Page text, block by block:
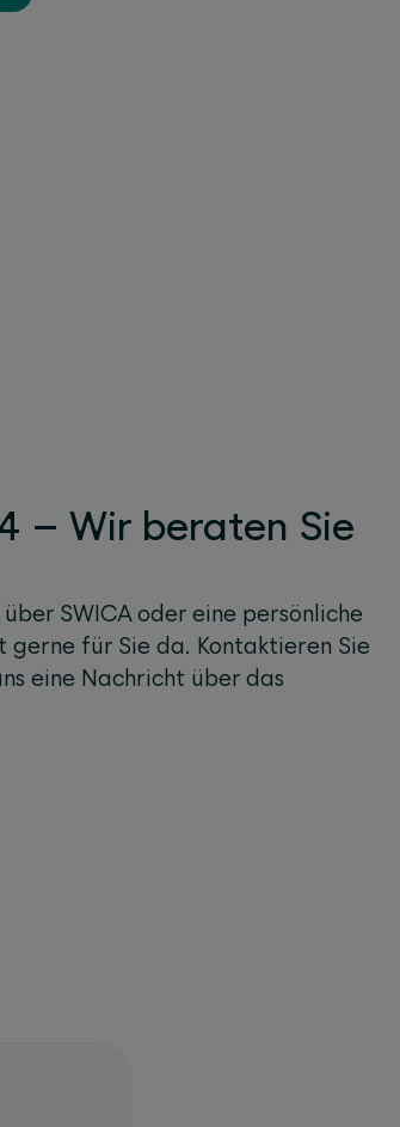
– Wir beraten Sie
SWICA oder eine persönliche
gerne für Sie da. Kontaktieren Sie
eine Nachricht über das